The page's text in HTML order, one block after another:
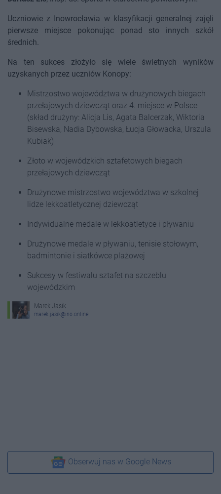
Uczniowie z Inowrocławia w klasyfikacji generalnej zajęli
pierwsze miejsce pokonując ponad sto innych szkół
średnich.
Na ten sukces złożyło się wiele świetnych wyników
uzyskanych przez uczniów Konopy:
Mistrzostwo województwa w drużynowych biegach
przełajowych dziewcząt oraz 4. miejsce w Polsce
(skład drużyny: Alicja Lis, Agata Balcerzak, Wiktoria
Bisewska, Nadia Dybowska, Łucja Głowacka, Urszula
Kubiak)
Złoto w wojewódzkich sztafetowych biegach
przełajowych dziewcząt
Drużynowe mistrzostwo województwa w szkolnej
lidze lekkoatletycznej dziewcząt
Indywidualne medale w lekkoatletyce i pływaniu
Drużynowe medale w pływaniu, tenisie stołowym,
badmintonie i siatkówce plażowej
Sukcesy w festiwalu sztafet na szczeblu
wojewódzkim
Marek Jasik
marek.jasik@ino.online
Obserwuj nas w Google News